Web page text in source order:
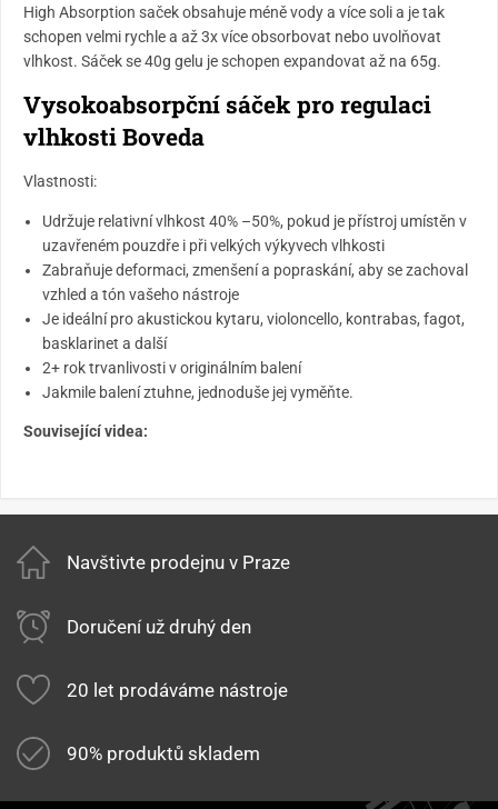
High Absorption saček obsahuje méně vody a více soli a je tak
schopen velmi rychle a až 3x více obsorbovat nebo uvolňovat
vlhkost. Sáček se 40g gelu je schopen expandovat až na 65g.
Vysokoabsorpční sáček pro regulaci
vlhkosti Boveda
Vlastnosti:
Udržuje relativní vlhkost 40% –50%, pokud je přístroj umístěn v
uzavřeném pouzdře i při velkých výkyvech vlhkosti
Zabraňuje deformaci, zmenšení a popraskání, aby se zachoval
vzhled a tón vašeho nástroje
Je ideální pro akustickou kytaru, violoncello, kontrabas, fagot,
basklarinet a další
2+ rok trvanlivosti v originálním balení
Jakmile balení ztuhne, jednoduše jej vyměňte.
Související videa:
Navštivte prodejnu v Praze
Doručení už druhý den
20 let prodáváme nástroje
90% produktů skladem